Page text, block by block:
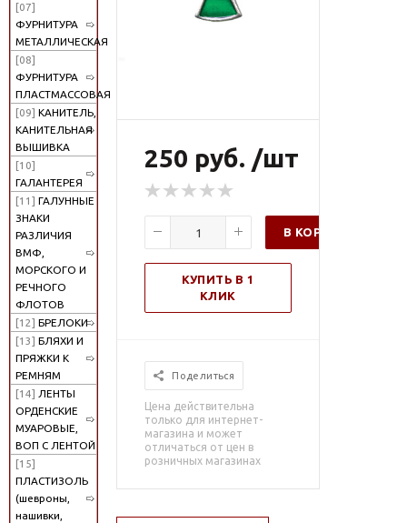
[07]
ФУРНИТУРА
МЕТАЛЛИЧЕСКАЯ
[08]
ФУРНИТУРА
ПЛАСТМАССОВАЯ
[09] КАНИТЕЛЬ,
КАНИТЕЛЬНАЯ
ВЫШИВКА
[10]
ГАЛАНТЕРЕЯ
[11] ГАЛУННЫЕ
ЗНАКИ
РАЗЛИЧИЯ
ВМФ,
МОРСКОГО И
РЕЧНОГО
ФЛОТОВ
[12] БРЕЛОКИ
[13] БЛЯХИ И
ПРЯЖКИ К
РЕМНЯМ
[14] ЛЕНТЫ
ОРДЕНСКИЕ
МУАРОВЫЕ,
ВОП С ЛЕНТОЙ
[15]
ПЛАСТИЗОЛЬ
(шевроны,
нашивки,
250 руб. /шт
В КОРЗИНУ
КУПИТЬ В 1
КЛИК
Поделиться
Цена действительна
только для интернет-
магазина и может
отличаться от цен в
розничных магазинах